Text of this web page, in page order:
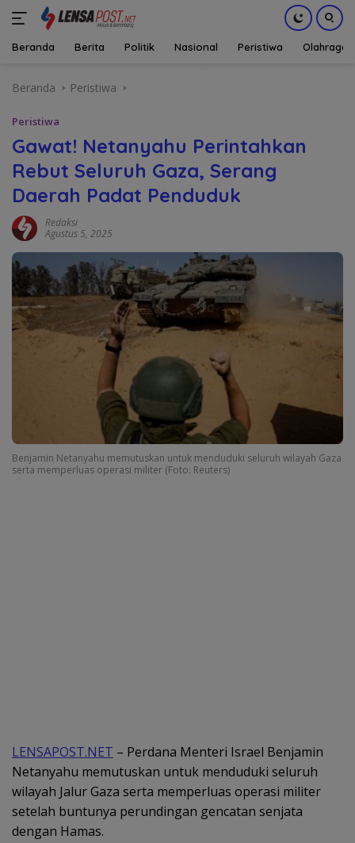
Beranda Berita Politik Nasional Peristiwa Olahraga
Beranda Peristiwa
Peristiwa
Gawat! Netanyahu Perintahkan
Rebut Seluruh Gaza, Serang
Daerah Padat Penduduk
Redaksi
Agustus 5, 2025
Benjamin Netanyahu memutuskan untuk menduduki seluruh wilayah Gaza
serta memperluas operasi militer (Foto: Reuters)
LENSAPOST.NET – Perdana Menteri Israel Benjamin
Netanyahu memutuskan untuk menduduki seluruh
wilayah Jalur Gaza serta memperluas operasi militer
setelah buntunya perundingan gencatan senjata
dengan Hamas.